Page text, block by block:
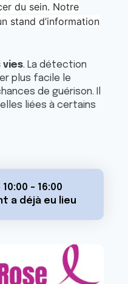
du sein. Notre
stand d’information
vies. La détection
plus facile le
de guérison. Il
liées à certains
- 16:00
a déjà eu lieu